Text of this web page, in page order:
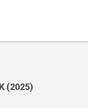
(2025)